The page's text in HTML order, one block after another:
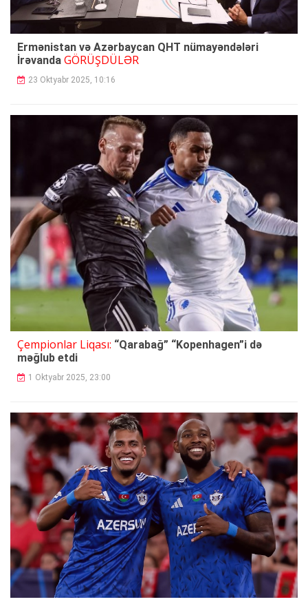
Ermənistan və Azərbaycan QHT nümayəndələri
İrəvanda GÖRÜŞDÜLƏR
23 Oktyabr 2025, 10:16
Çempionlar Liqası: “Qarabağ” “Kopenhagen”i də
məğlub etdi
1 Oktyabr 2025, 23:00